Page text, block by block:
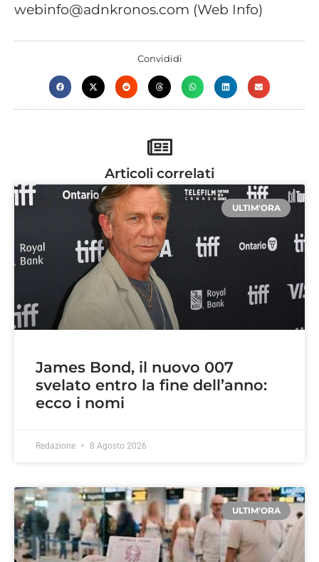
webinfo@adnkronos.com (Web Info)
Convididi
Articoli correlati
ULTIM'ORA
James Bond, il nuovo 007
svelato entro la fine dell’anno:
ecco i nomi
Redazione 8 Agosto 2026
ULTIM'ORA